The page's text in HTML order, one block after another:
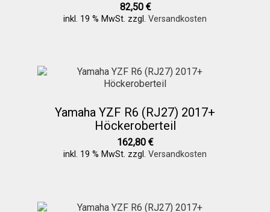
82,50 €
inkl. 19 % MwSt. zzgl. Versandkosten
Yamaha YZF R6 (RJ27) 2017+
Höckeroberteil
162,80 €
inkl. 19 % MwSt. zzgl. Versandkosten